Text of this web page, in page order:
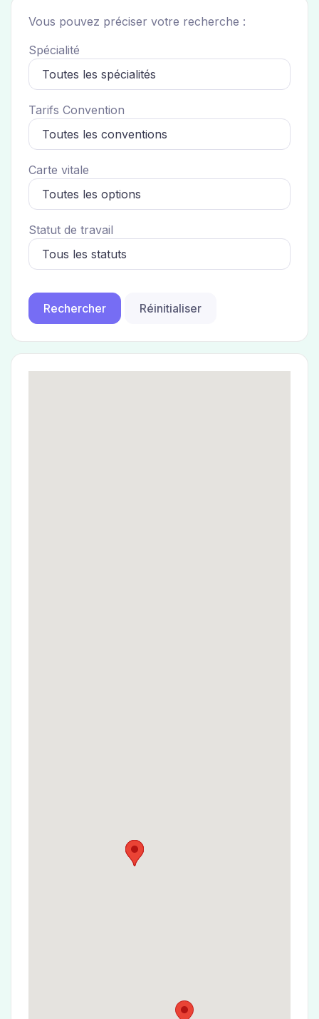
Vous pouvez préciser votre recherche :
Spécialité
Tarifs Convention
Carte vitale
Statut de travail
Réinitialiser